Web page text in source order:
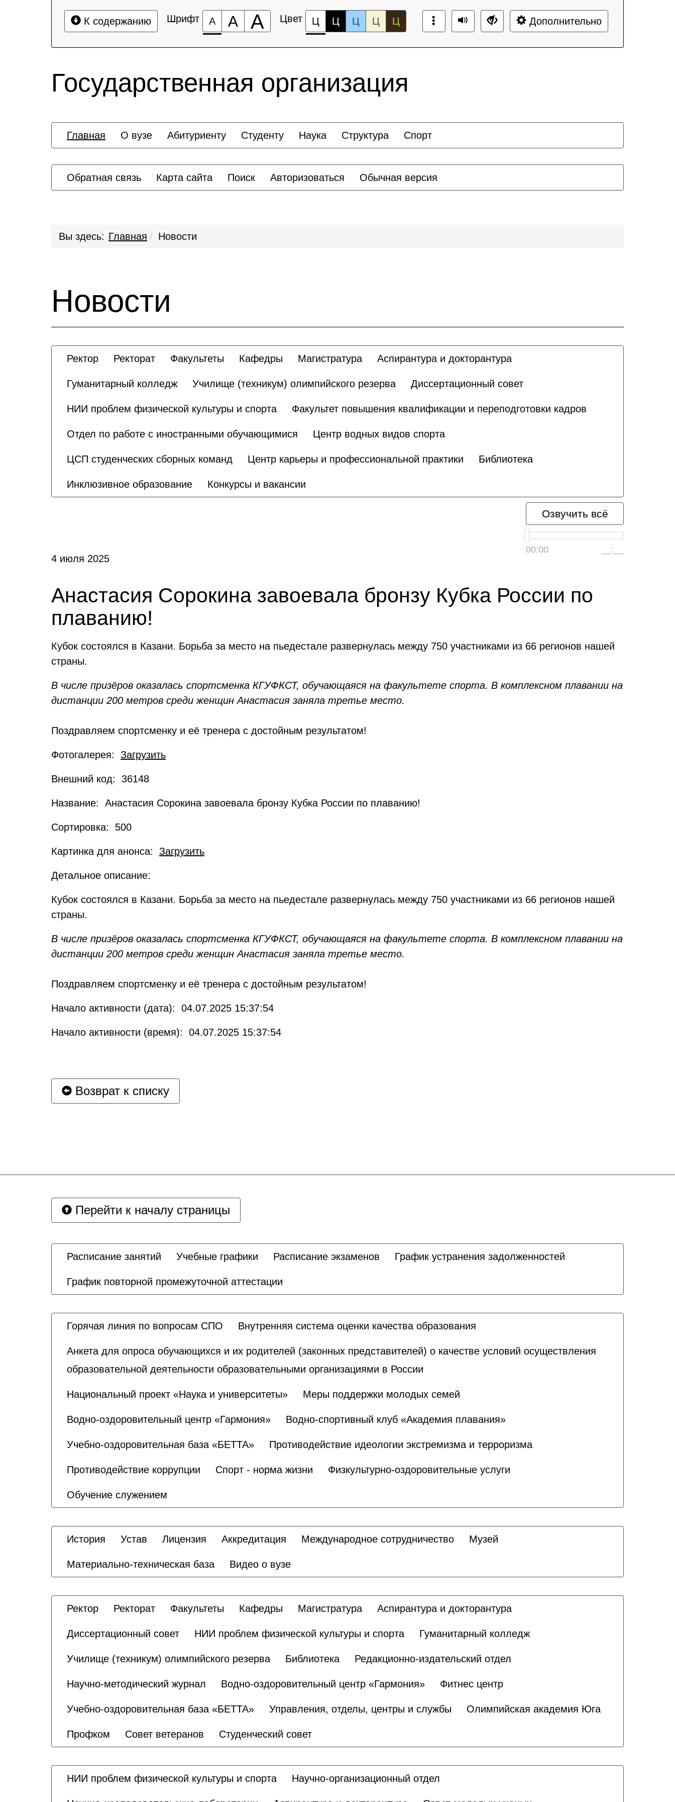
К содержанию Шрифт А А А Цвет Ц Ц Ц Ц Ц Дополнительно
Государственная организация
Главная О вузе Абитуриенту Студенту Наука Структура Спорт
Обратная связь Карта сайта Поиск Авторизоваться Обычная версия
Вы здесь: Главная Новости
Новости
Ректор Ректорат Факультеты Кафедры Магистратура Аспирантура и докторантура
Гуманитарный колледж Училище (техникум) олимпийского резерва Диссертационный совет
НИИ проблем физической культуры и спорта Факультет повышения квалификации и переподготовки кадров
Отдел по работе с иностранными обучающимися Центр водных видов спорта
ЦСП студенческих сборных команд Центр карьеры и профессиональной практики Библиотека
Инклюзивное образование Конкурсы и вакансии
Озвучить всё
00:00 __:__
4 июля 2025
Анастасия Сорокина завоевала бронзу Кубка России по
плаванию!
Кубок состоялся в Казани. Борьба за место на пьедестале развернулась между 750 участниками из 66 регионов нашей
страны.
В числе призёров оказалась спортсменка КГУФКСТ, обучающаяся на факультете спорта. В комплексном плавании на
дистанции 200 метров среди женщин Анастасия заняла третье место.
Поздравляем спортсменку и её тренера с достойным результатом!
Фотогалерея: Загрузить
Внешний код: 36148
Название: Анастасия Сорокина завоевала бронзу Кубка России по плаванию!
Сортировка: 500
Картинка для анонса: Загрузить
Детальное описание:
Кубок состоялся в Казани. Борьба за место на пьедестале развернулась между 750 участниками из 66 регионов нашей
страны.
В числе призёров оказалась спортсменка КГУФКСТ, обучающаяся на факультете спорта. В комплексном плавании на
дистанции 200 метров среди женщин Анастасия заняла третье место.
Поздравляем спортсменку и её тренера с достойным результатом!
Начало активности (дата): 04.07.2025 15:37:54
Начало активности (время): 04.07.2025 15:37:54
Возврат к списку
Перейти к началу страницы
Расписание занятий Учебные графики Расписание экзаменов График устранения задолженностей
График повторной промежуточной аттестации
Горячая линия по вопросам СПО Внутренняя система оценки качества образования
Анкета для опроса обучающихся и их родителей (законных представителей) о качестве условий осуществления
образовательной деятельности образовательными организациями в России
Национальный проект «Наука и университеты» Меры поддержки молодых семей
Водно-оздоровительный центр «Гармония» Водно-спортивный клуб «Академия плавания»
Учебно-оздоровительная база «БЕТТА» Противодействие идеологии экстремизма и терроризма
Противодействие коррупции Спорт - норма жизни Физкультурно-оздоровительные услуги
Обучение служением
История Устав Лицензия Аккредитация Международное сотрудничество Музей
Материально-техническая база Видео о вузе
Ректор Ректорат Факультеты Кафедры Магистратура Аспирантура и докторантура
Диссертационный совет НИИ проблем физической культуры и спорта Гуманитарный колледж
Училище (техникум) олимпийского резерва Библиотека Редакционно-издательский отдел
Научно-методический журнал Водно-оздоровительный центр «Гармония» Фитнес центр
Учебно-оздоровительная база «БЕТТА» Управления, отделы, центры и службы Олимпийская академия Юга
Профком Совет ветеранов Студенческий совет
НИИ проблем физической культуры и спорта Научно-организационный отдел